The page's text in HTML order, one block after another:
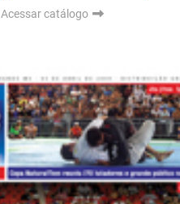
Acessar catálogo